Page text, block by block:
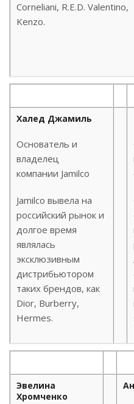
Corneliani, R.E.D. Valentino,
Kenzo.
Халед Джамиль
Основатель и
владелец
компании Jamilco
Jamilco вывела на
российский рынок и
долгое время
являлась
эксклюзивным
дистрибьютором
таких брендов, как
Dior, Burberry,
Hermes.
Эвелина
Хромченко